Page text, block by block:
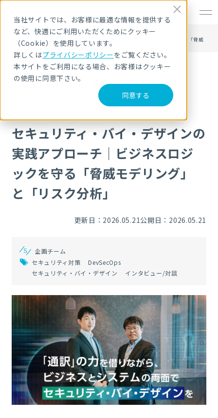
当社サイトでは、お客様に最適な情報を提供する
など、快適にご利用いただくためにクッキー
（Cookie）を使用しています。
詳しくはプライバシーポリシーをご覧ください。
本サイトをご利用になる場合、お客様はクッキー
の使用に同意下さい。
同意する
HOME
NRIセキュア ブログ
セキュリティ・バイ・デザインの実践アプローチ｜ビジネスロジックを守る「脅威
モデリング」と「リスク分析」
NRIセキュア ブログ
セキュリティ・バイ・デザインの
実践アプローチ｜ビジネスロジ
ックを守る「脅威モデリング」
と「リスク分析」
更新日：2026.05.21公開日：2026.05.21
企画チーム
セキュリティ対策
DevSecOps
セキュリティ・バイ・デザイン
インタビュー/対談